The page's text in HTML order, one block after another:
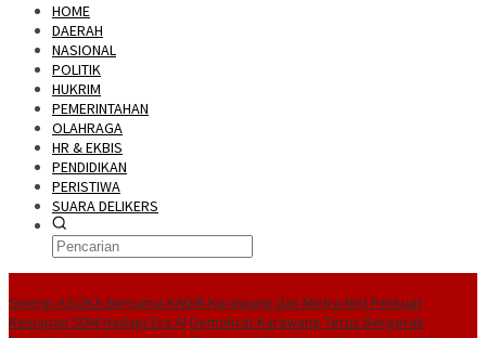
HOME
DAERAH
NASIONAL
POLITIK
HUKRIM
PEMERINTAHAN
OLAHRAGA
HR & EKBIS
PENDIDIKAN
PERISTIWA
SUARA DELIKERS
Sinergi ASOKA Bersama KADIN Karawang dan Metra-Net Perkuat
Kesiapan SDM Hadapi Era AI Demokrat Karawang Terus Bergerak